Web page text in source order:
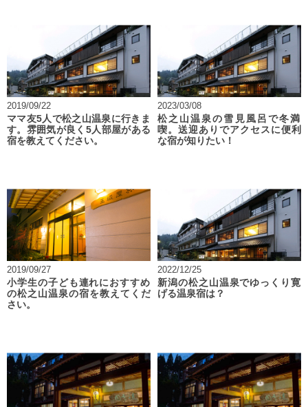
2019/09/22
ママ友5人で松之山温泉に行きま
す。雰囲気が良く5人部屋がある
宿を教えてください。
2023/03/08
松之山温泉の雪見風呂で冬満
喫。送迎ありでアクセスに便利
な宿が知りたい！
2019/09/27
小学生の子ども連れにおすすめ
の松之山温泉の宿を教えてくだ
さい。
2022/12/25
新潟の松之山温泉でゆっくり寛
げる温泉宿は？